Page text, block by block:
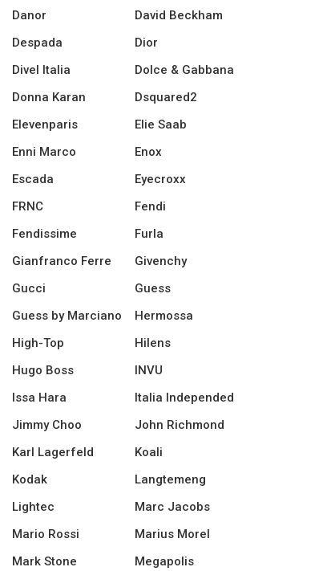
Danor
David Beckham
Despada
Dior
Divel Italia
Dolce & Gabbana
Donna Karan
Dsquared2
Elevenparis
Elie Saab
Enni Marco
Enox
Escada
Eyecroxx
FRNC
Fendi
Fendissime
Furla
Gianfranco Ferre
Givenchy
Gucci
Guess
Guess by Marciano
Hermossa
High-Top
Hilens
Hugo Boss
INVU
Issa Hara
Italia Independed
Jimmy Choo
John Richmond
Karl Lagerfeld
Koali
Kodak
Langtemeng
Lightec
Marc Jacobs
Mario Rossi
Marius Morel
Mark Stone
Megapolis